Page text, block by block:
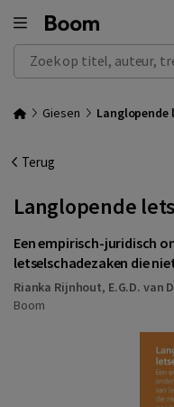
Zoek op titel, auteur,
Giesen Langlopende
Terug
Langlopende
Een empirisch-juridisch
letselschadezaken die
Rianka Rijnhout, E.G.D. van
Boom